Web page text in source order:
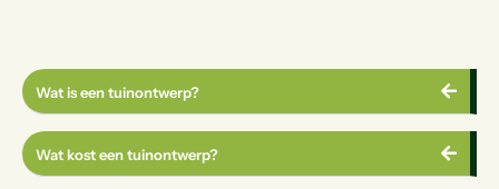
Wat is een tuinontwerp?
Wat kost een tuinontwerp?